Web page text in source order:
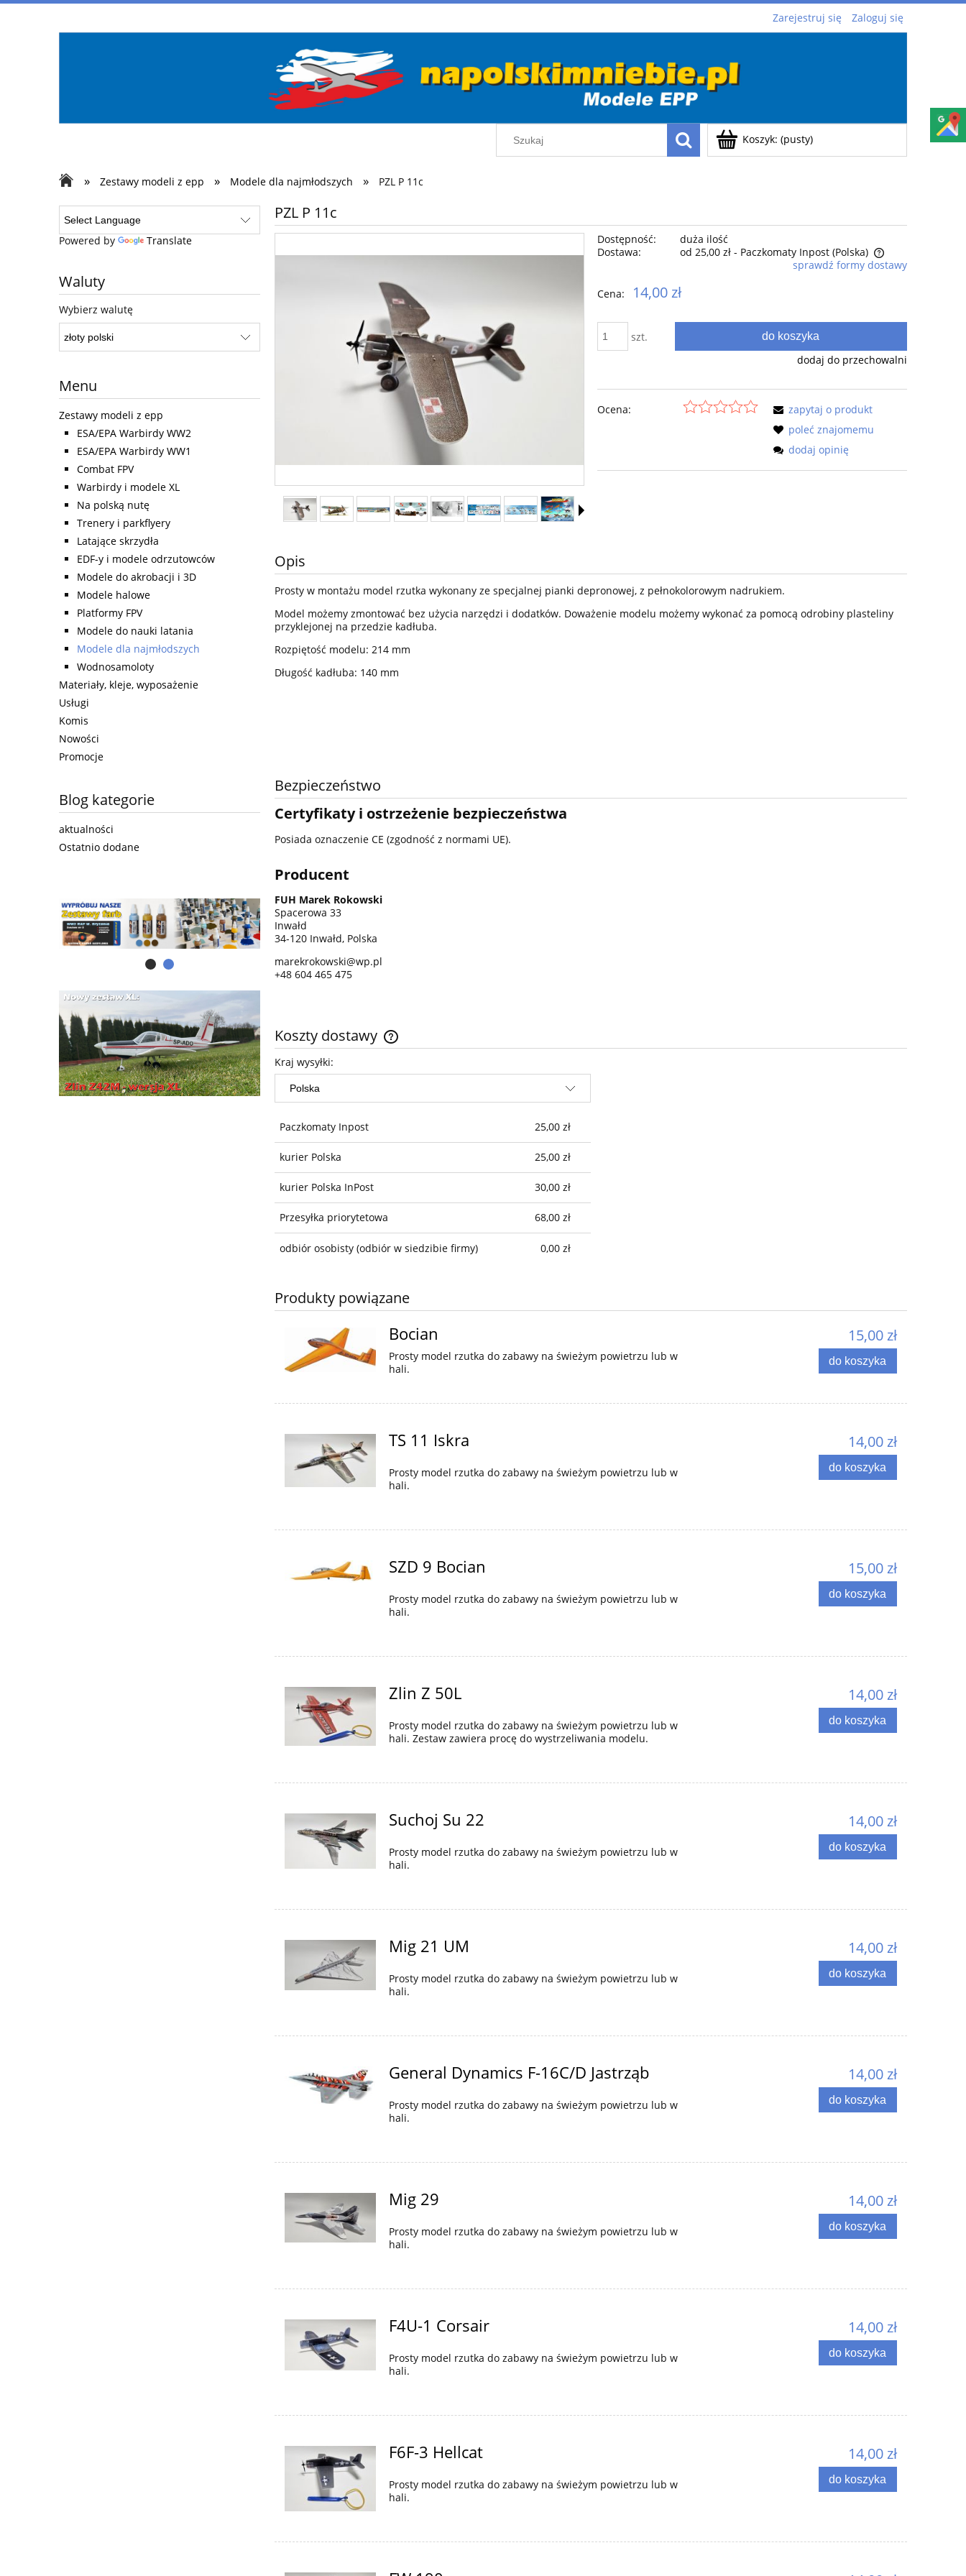
Zarejestruj się Zaloguj się
Koszyk: (pusty)
» Zestawy modeli z epp » Modele dla najmłodszych » PZL P 11c
Powered by Translate
Waluty
Wybierz walutę
Menu
Zestawy modeli z epp
ESA/EPA Warbirdy WW2
ESA/EPA Warbirdy WW1
Combat FPV
Warbirdy i modele XL
Na polską nutę
Trenery i parkflyery
Latające skrzydła
EDF-y i modele odrzutowców
Modele do akrobacji i 3D
Modele halowe
Platformy FPV
Modele do nauki latania
Modele dla najmłodszych
Wodnosamoloty
Materiały, kleje, wyposażenie
Usługi
Komis
Nowości
Promocje
Blog kategorie
aktualności
Ostatnio dodane
PZL P 11c
Dostępność:
duża ilość
Dostawa:
od 25,00 zł - Paczkomaty Inpost (Polska)
sprawdź formy dostawy
Cena: 14,00 zł
szt. do koszyka
dodaj do przechowalni
Ocena:
zapytaj o produkt
poleć znajomemu
dodaj opinię
Opis
Prosty w montażu model rzutka wykonany ze specjalnej pianki depronowej, z pełnokolorowym nadrukiem.
Model możemy zmontować bez użycia narzędzi i dodatków. Doważenie modelu możemy wykonać za pomocą odrobiny plasteliny
przyklejonej na przedzie kadłuba.
Rozpiętość modelu: 214 mm
Długość kadłuba: 140 mm
Bezpieczeństwo
Certyfikaty i ostrzeżenie bezpieczeństwa
Posiada oznaczenie CE (zgodność z normami UE).
Producent
FUH Marek Rokowski
Spacerowa 33
Inwałd
34-120 Inwałd, Polska
marekrokowski@wp.pl
+48 604 465 475
Koszty dostawy
Cena nie zawiera ewentualnych kosztów
Kraj wysyłki:
Paczkomaty Inpost 25,00 zł
kurier Polska 25,00 zł
kurier Polska InPost 30,00 zł
Przesyłka priorytetowa 68,00 zł
odbiór osobisty (odbiór w siedzibie firmy) 0,00 zł
Produkty powiązane
Bocian
Prosty model rzutka do zabawy na świeżym powietrzu lub w
hali.
15,00 zł
do koszyka
TS 11 Iskra
Prosty model rzutka do zabawy na świeżym powietrzu lub w
hali.
14,00 zł
do koszyka
SZD 9 Bocian
Prosty model rzutka do zabawy na świeżym powietrzu lub w
hali.
15,00 zł
do koszyka
Zlin Z 50L
Prosty model rzutka do zabawy na świeżym powietrzu lub w
hali. Zestaw zawiera procę do wystrzeliwania modelu.
14,00 zł
do koszyka
Suchoj Su 22
Prosty model rzutka do zabawy na świeżym powietrzu lub w
hali.
14,00 zł
do koszyka
Mig 21 UM
Prosty model rzutka do zabawy na świeżym powietrzu lub w
hali.
14,00 zł
do koszyka
General Dynamics F-16C/D Jastrząb
Prosty model rzutka do zabawy na świeżym powietrzu lub w
hali.
14,00 zł
do koszyka
Mig 29
Prosty model rzutka do zabawy na świeżym powietrzu lub w
hali.
14,00 zł
do koszyka
F4U-1 Corsair
Prosty model rzutka do zabawy na świeżym powietrzu lub w
hali.
14,00 zł
do koszyka
F6F-3 Hellcat
Prosty model rzutka do zabawy na świeżym powietrzu lub w
hali.
14,00 zł
do koszyka